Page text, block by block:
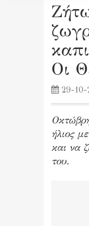
Οι
29-10-
ήλιος
και να
του.